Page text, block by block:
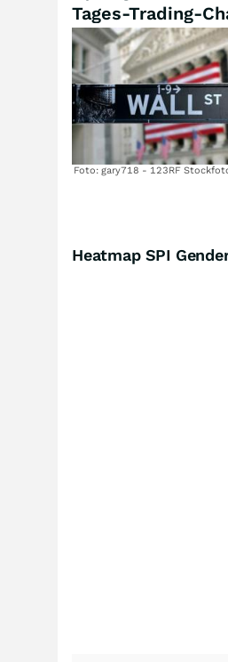
Tages-Trading-
Foto: gary718 - 123RF
Heatmap SPI